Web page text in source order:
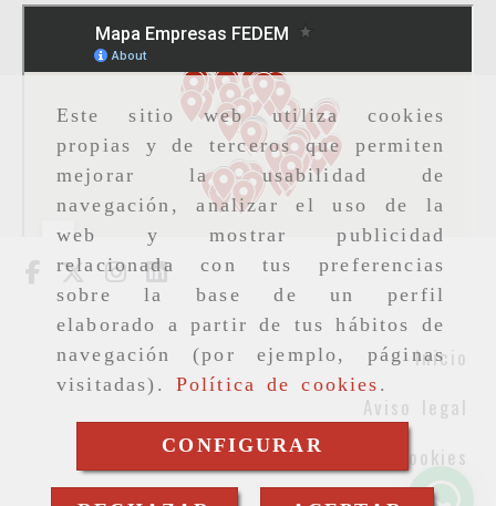
Este sitio web utiliza cookies
propias y de terceros que permiten
mejorar la usabilidad de
navegación, analizar el uso de la
web y mostrar publicidad
relacionada con tus preferencias
sobre la base de un perfil
elaborado a partir de tus hábitos de
navegación (por ejemplo, páginas
visitadas). Política de cookies .
CONFIGURAR
Inicio
Aviso legal
Cookies